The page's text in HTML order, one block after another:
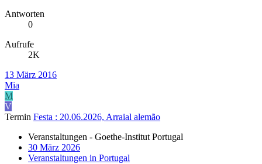
Antworten
0
Aufrufe
2K
13 März 2016
Mia
M
V
Termin Festa : 20.06.2026, Arraial alemão
Veranstaltungen - Goethe-Institut Portugal
30 März 2026
Veranstaltungen in Portugal